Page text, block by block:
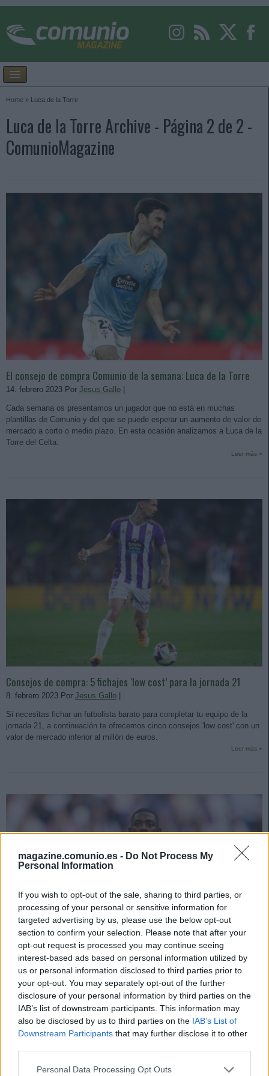
magazine.comunio.es - Do Not Process My
Personal Information
If you wish to opt-out of the sale, sharing to third parties, or
processing of your personal or sensitive information for
targeted advertising by us, please use the below opt-out
section to confirm your selection. Please note that after your
opt-out request is processed you may continue seeing
interest-based ads based on personal information utilized by
us or personal information disclosed to third parties prior to
your opt-out. You may separately opt-out of the further
disclosure of your personal information by third parties on the
IAB’s list of downstream participants. This information may
also be disclosed by us to third parties on the IAB’s List of
Downstream Participants that may further disclose it to other
Please note that this website/app uses one or more Google
Personal Data Processing Opt Outs
Home » Luca de la Torre
Luca de la Torre Archive - Página 2 de 2 -
ComunioMagazine
El consejo de compra Comunio de la semana: Luca de la Torre
14. febrero 2023 Por Jesus Gallo
Cada semana os presentamos un jugador que no está en muchas
plantillas de Comunio y del que se puede esperar un aumento de valor de
mercado a corto o medio plazo. En esta ocasión analizamos a Luca de la
Torre del Celta.
Leer más »
Consejos de compra: 5 fichajes ‘low cost’ para la jornada 21
8. febrero 2023 Por Jesus Gallo
Si necesitas fichar un futbolista barato para completar tu equipo de la
jornada 21, a continuación te ofrecemos cinco consejos 'low cost' con un
valor de mercado inferior al millón de euros.
Leer más »
Parte médico: los lesionados de la jornada 19
31. enero 2023 Por Jesus Gallo
La jornada 19 nos dejó varios lesionados y tocados, entre ellos Ousmane
Dembélé. Repasamos su estado y el posible tiempo de baja.
Leer más »